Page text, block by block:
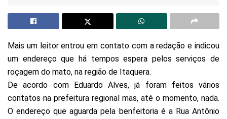
Mais um leitor entrou em contato com a redação e indicou
um endereço que há tempos espera pelos serviços de
roçagem do mato, na região de Itaquera.
De acordo com Eduardo Alves, já foram feitos vários
contatos na prefeitura regional mas, até o momento, nada.
O endereço que aguarda pela benfeitoria é a Rua Antônio